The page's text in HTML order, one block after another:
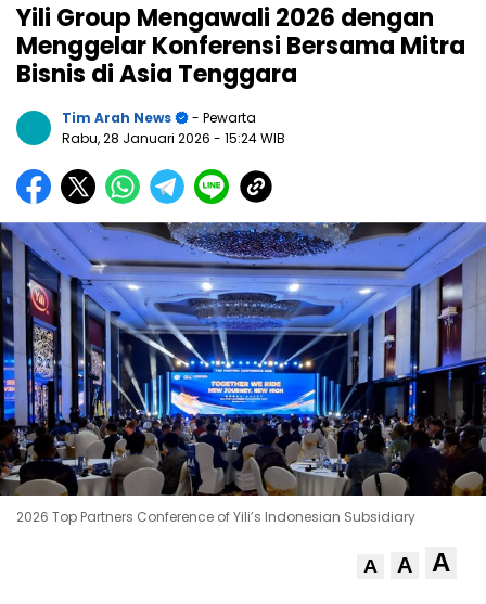
Yili Group Mengawali 2026 dengan
Menggelar Konferensi Bersama Mitra
Bisnis di Asia Tenggara
Tim Arah News
- Pewarta
Rabu, 28 Januari 2026 - 15:24 WIB
2026 Top Partners Conference of Yili’s Indonesian Subsidiary
A A A